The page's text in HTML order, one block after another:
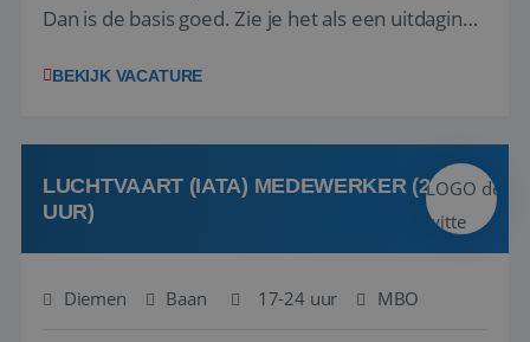
Dan is de basis goed. Zie je het als een uitdaging
het samenstellen en boeken van de perfecte
deze onderdelen zijn nu samen gevoegd...
BEKIJK VACATURE
LUCHTVAART (IATA) MEDEWERKER (24-32
UUR)
Diemen Baan 17-24 uur MBO